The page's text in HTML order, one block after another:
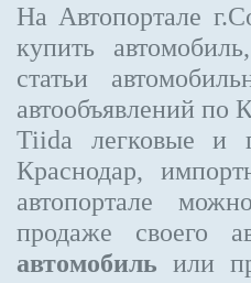
На Автопортале
купить
статьи
автообъявлений по
Tiida легковые и
Краснодар,
автопортале
продаже своего
автомобиль или